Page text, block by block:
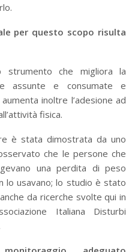
per questo scopo risulta
strumento che migliora la
assunte e consumate e
inoltre l’adesione ad
fisica.
è stata dimostrata da uno
che le persone che
una perdita di peso
lo usavano; lo studio è stato
da ricerche svolte qui in
Italiana Disturbi